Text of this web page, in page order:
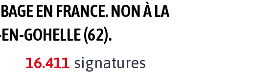
EN FRANCE. NON À LA
GOHELLE (62).
16.411 signatures